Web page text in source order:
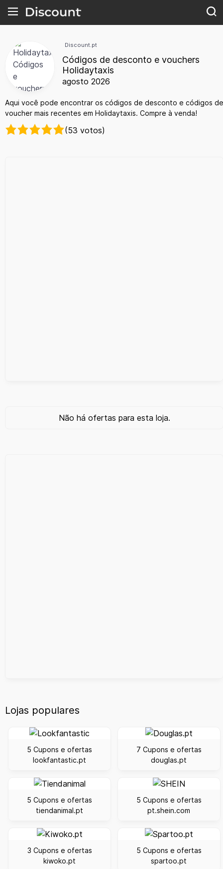
Discount.pt
Códigos de desconto e vouchers
Holidaytaxis
agosto 2026
Aqui você pode encontrar os códigos de desconto e códigos de
voucher mais recentes em Holidaytaxis. Compre à venda!
(53 votos)
Não há ofertas para esta loja.
Lojas populares
5 Cupons e ofertas
lookfantastic.pt
7 Cupons e ofertas
douglas.pt
5 Cupons e ofertas
tiendanimal.pt
5 Cupons e ofertas
pt.shein.com
3 Cupons e ofertas
kiwoko.pt
5 Cupons e ofertas
spartoo.pt